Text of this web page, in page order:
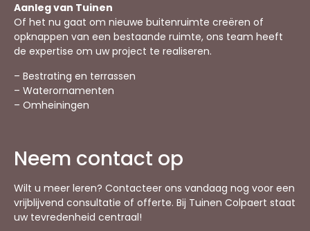
Aanleg van Tuinen
Of het nu gaat om nieuwe buitenruimte creëren of
opknappen van een bestaande ruimte, ons team heeft
de expertise om uw project te realiseren.
– Bestrating en terrassen
– Waterornamenten
– Omheiningen
Neem contact op
Wilt u meer leren? Contacteer ons vandaag nog voor een
vrijblijvend consultatie of offerte. Bij Tuinen Colpaert staat
uw tevredenheid centraal!